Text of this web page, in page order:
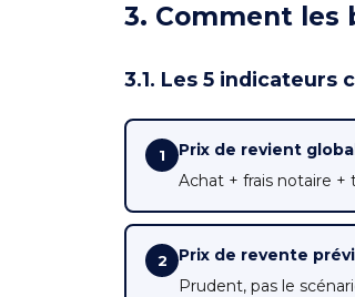
3. Comment les
3.1. Les 5 indicateurs
1
Prix de revient
Achat + frais notaire +
2
Prix de revente
Prudent, pas le